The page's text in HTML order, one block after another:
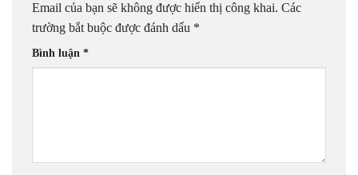
Email của bạn sẽ không được hiển thị công khai. Các
trường bắt buộc được đánh dấu *
Bình luận *